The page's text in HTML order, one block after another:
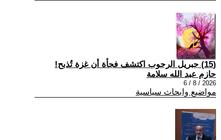
(15) جبريل الرجوب اكتشف فجأة أن غزة تُذبح!
حازم عبد الله سلامة
2026 / 8 / 6
مواضيع وابحاث سياسية